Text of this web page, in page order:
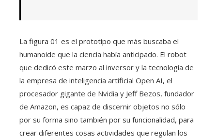
La figura 01 es el prototipo que más buscaba el
humanoide que la ciencia había anticipado. El robot
que dedicó este marzo al inversor y la tecnología de
la empresa de inteligencia artificial Open AI, el
procesador gigante de Nvidia y Jeff Bezos, fundador
de Amazon, es capaz de discernir objetos no sólo
por su forma sino también por su funcionalidad, para
crear diferentes cosas actividades que regulan los